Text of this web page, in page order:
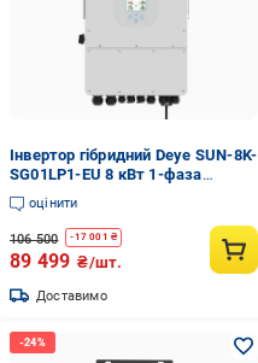
Інвертор гібридний Deye SUN-8K-
SG01LP1-EU 8 кВт 1-фаза
(23572347)
оцінити
106 500 -17 001 ₴
89 499 ₴/шт.
Доставимо